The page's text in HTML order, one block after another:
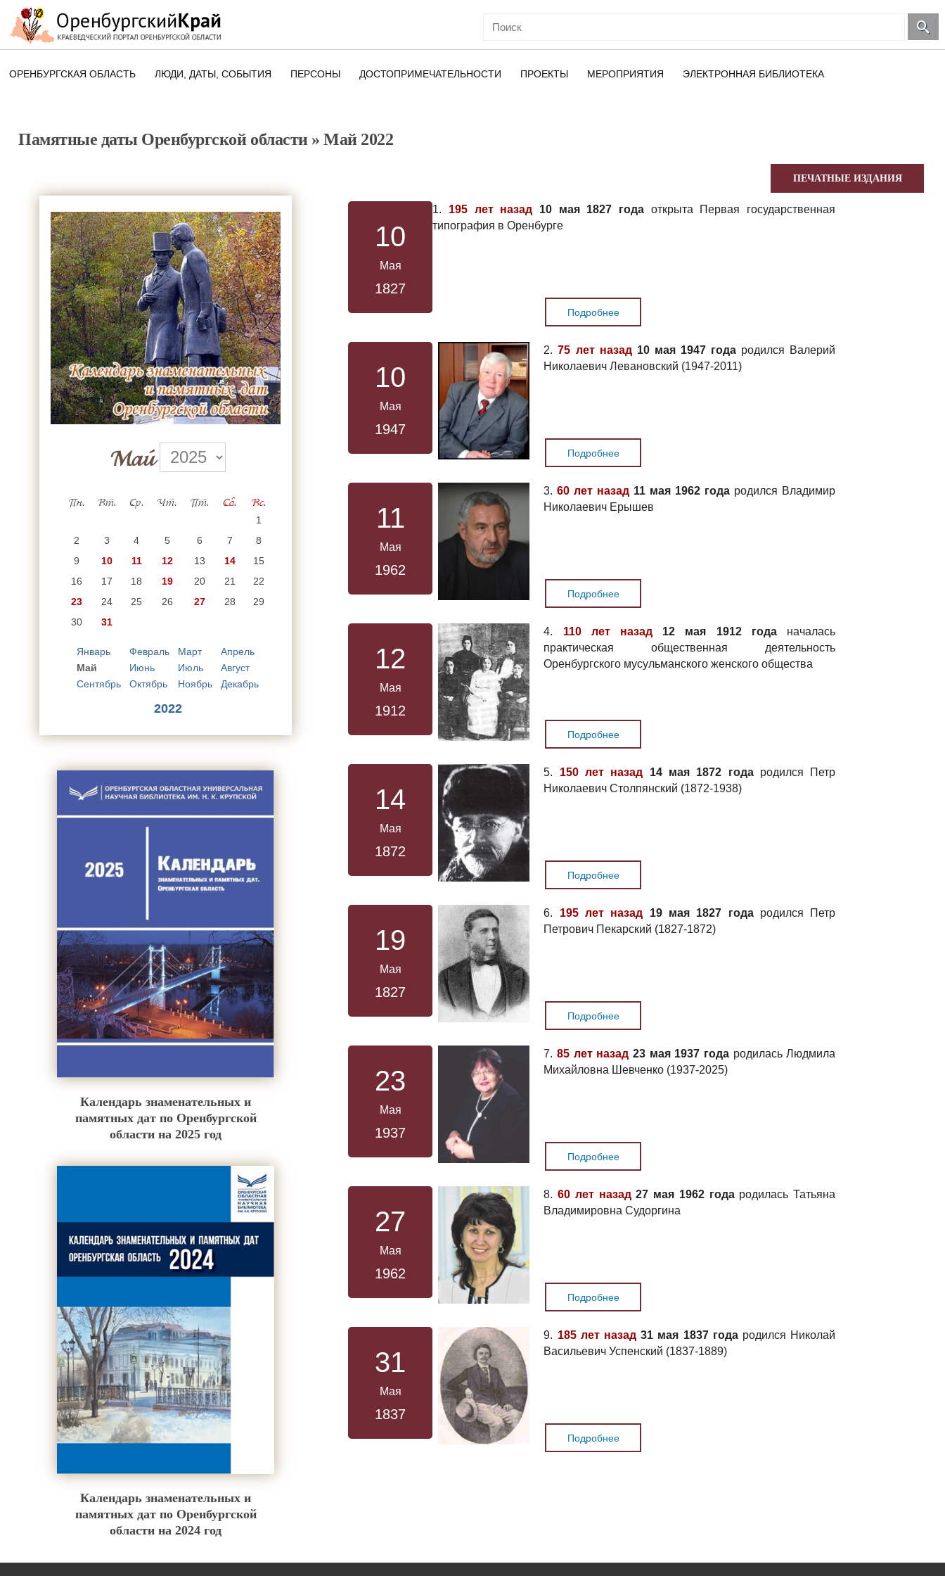
ОРЕНБУРГСКАЯ ОБЛАСТЬ ЛЮДИ, ДАТЫ, CОБЫТИЯ
ПАМЯТНЫЕ ДАТЫ ОРЕНБУРГСКОЙ
ПЕРСОНЫ ДОСТОПРИМЕЧАТЕЛЬНОСТИ ПРОЕКТЫ МЕРОПРИЯТИЯ ЭЛЕКТРОННАЯ БИБЛИОТЕКА
Памятные даты Оренбургской области» Май 2022
ПЕЧАТНЫЕ ИЗДАНИЯ
Май
Пн. Вт. Ср. Чт. Пт. Сб. Вс.
1
2
3 4 5 6 7
8
9
10 11 12 13 14
15
16
17 18 19 20 21
22
23
24 25 26 27 28
29
30
31
Январь Февраль Март
Апрель
Май
Июнь Июль
Август
Сентябрь
Октябрь Ноябрь Декабрь
2022
Календарь знаменательных и
памятных дат по Оренбургской
области на 2025 год
Календарь знаменательных и
памятных дат по Оренбургской
области на 2024 год
10
Мая
1827
1. 195 лет назад 10 мая 1827 года открыта Первая государственная
типография в Оренбурге
Подробнее
10
Мая
1947
2.75 лет назад10 мая 1947 годародился Валерий
Николаевич Левановский (1947-2011)
Подробнее
11
Мая
1962
3.60 лет назад 11 мая 1962 года родился Владимир
Николаевич Ерышев
Подробнее
12
Мая
1912
4. 110 лет назад 12 мая 1912 годаначалась
практическая общественная деятельность
Оренбургского мусульманского женского общества
Подробнее
14
Мая
1872
5. 150 лет назад 14 мая 1872 годародился Петр
Николаевич Столпянский (1872-1938)
Подробнее
19
Мая
1827
6. 195 лет назад 19 мая 1827 годародился Петр
Петрович Пекарский (1827-1872)
Подробнее
23
Мая
1937
7. 85 лет назад 23 мая 1937 годародилась Людмила
Михайловна Шевченко (1937-2025)
Подробнее
27
Мая
1962
8.60 лет назад27 мая 1962 годародилась Татьяна
Владимировна Судоргина
Подробнее
31
Мая
1837
9. 185 лет назад31 мая 1837 годародился Николай
Васильевич Успенский (1837-1889)
Подробнее